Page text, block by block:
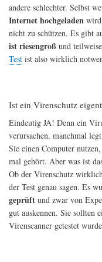
andere schlechter. Selbst
Internet hochgeladen
nicht zu schützen. Es gibt
ist riesengroß und
Test ist also wirklich
Ist ein Virenschutz
Eindeutig JA! Denn ein
verursachen, manchmal
Sie einen Computer
mal gehört. Aber was ist
Ob der Virenschutz
der Test genau sagen. Es
geprüft und zwar von
gut auskennen. Sie sollten
Virenscanner getestet